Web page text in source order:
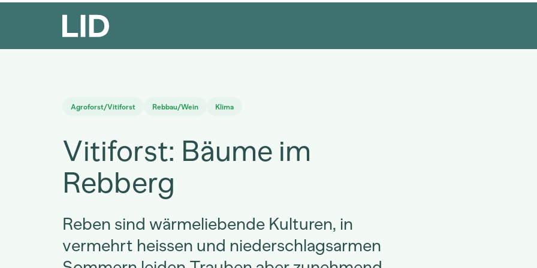
Agroforst/Vitiforst Rebbau/Wein Klima
Vitiforst: Bäume im
Rebberg
Reben sind wärmeliebende Kulturen, in
vermehrt heissen und niederschlagsarmen